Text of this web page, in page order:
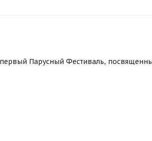
первый Парусный Фестиваль,